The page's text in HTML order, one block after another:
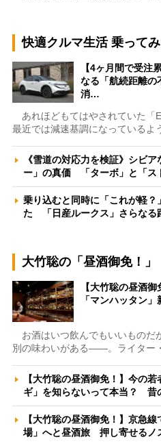
快適クルマ生活 乗って
【4ヶ月間で受注
なる「航続距離の
消…
あれほどもてはやされていた「
最近では減速基調になっているよ
《雪道の対応力を検証》シビ
ー」の真価 「ターボ」と「
乗り込むと同時に「これが軽
た 「日産ルークス」さらなる
大竹聡の「昼酒御免！」
【大竹聡の昼酒
「マンハッタン
お酒はいつ飲んでもいいものだ
別の味わいがある――。ライター
【大竹聡の昼酒御免！】今の
ギ」を知らないって本当？
【大竹聡の昼酒御免！】京急
場」へと昼酒旅 押し寄せる